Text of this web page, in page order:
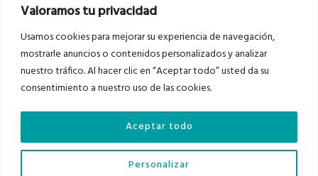
Valoramos tu privacidad
Usamos cookies para mejorar su experiencia de navegación,
mostrarle anuncios o contenidos personalizados y analizar
nuestro tráfico. Al hacer clic en “Aceptar todo” usted da su
consentimiento a nuestro uso de las cookies.
Personalizar
Aceptar todo
Asociados a
Auditados por